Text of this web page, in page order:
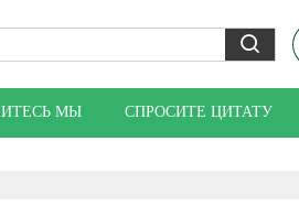
МЫ СПРОСИТЕ ЦИТАТУ